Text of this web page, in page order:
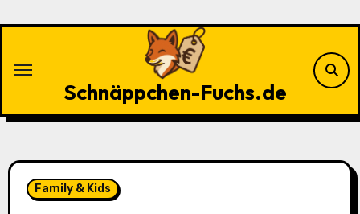
Schnäppchen-Fuchs.de
Family & Kids